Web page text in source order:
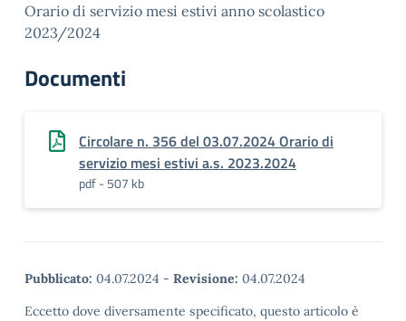
Orario di servizio mesi estivi anno scolastico
2023/2024
Documenti
Circolare n. 356 del 03.07.2024 Orario di
servizio mesi estivi a.s. 2023.2024
pdf - 507 kb
Pubblicato: 04.07.2024 - Revisione: 04.07.2024
Eccetto dove diversamente specificato, questo articolo è